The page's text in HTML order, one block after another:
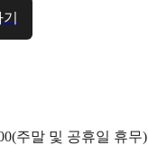
주말 및 공휴일 휴무)